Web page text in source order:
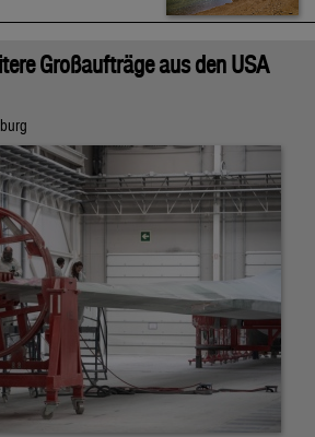
Großaufträge aus den USA